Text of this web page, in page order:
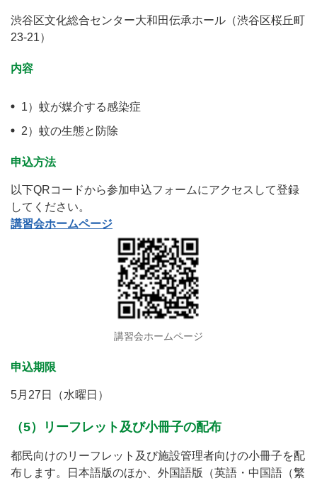
渋谷区文化総合センター大和田伝承ホール（渋谷区桜丘町
23-21）
内容
1）蚊が媒介する感染症
2）蚊の生態と防除
申込方法
以下QRコードから参加申込フォームにアクセスして登録
してください。
講習会ホームページ
講習会ホームページ
申込期限
5月27日（水曜日）
（5）リーフレット及び小冊子の配布
都民向けのリーフレット及び施設管理者向けの小冊子を配
布します。日本語版のほか、外国語版（英語・中国語（繁